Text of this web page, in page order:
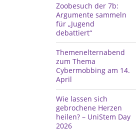
Zoobesuch der 7b:
Argumente sammeln
für „Jugend
debattiert“
Themenelternabend
zum Thema
Cybermobbing am 14.
April
Wie lassen sich
gebrochene Herzen
heilen? – UniStem Day
2026